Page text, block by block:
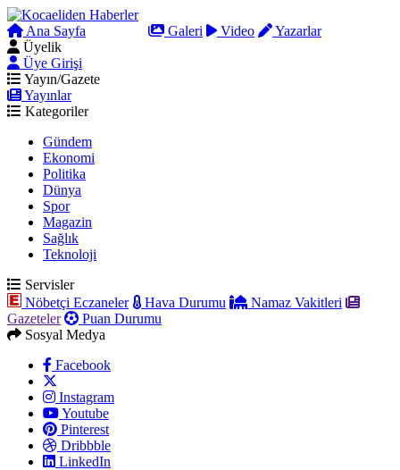
Ana Sayfa Galeri Video
Yazarlar
Üyelik
Üye Girişi
Yayın/Gazete
Yayınlar
Kategoriler
Gündem
Ekonomi
Politika
Dünya
Spor
Magazin
Sağlık
Teknoloji
Servisler
Nöbetçi Eczaneler
Hava Durumu
Namaz Vakitleri
Gazeteler
Puan Durumu
Sosyal Medya
Facebook
Instagram
Youtube
Pinterest
Dribbble
LinkedIn